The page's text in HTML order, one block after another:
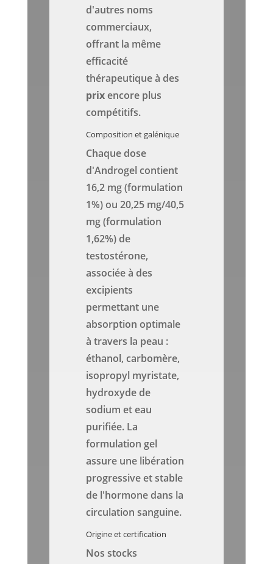
d'autres noms
commerciaux,
offrant la même
efficacité
thérapeutique à des
prixencore plus
compétitifs.
Composition et galénique
Chaque dose
d'Androgel contient
16,2 mg (formulation
1%) ou 20,25 mg/40,5
mg (formulation
1,62%) de
testostérone,
associée à des
excipients
permettant une
absorption optimale
à travers la peau :
éthanol, carbomère,
isopropyl myristate,
hydroxyde de
sodium et eau
purifiée. La
formulation gel
assure une libération
progressive et stable
de l'hormone dans la
circulation sanguine.
Origine et certification
Nos stocks